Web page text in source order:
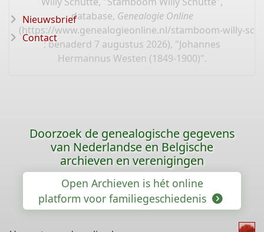
database, Genealogie Online
(https://www.genealogieonline.nl/stamboom-willy-
: benaderd 7 augustus 2026), "Johannes
Hermannus Westen (1849-1900)".
Nieuwsbrief
Contact
Doorzoek de genealogische gegevens
van Nederlandse en Belgische
archieven en verenigingen
Open Archieven is hét online
platform voor familiegeschiedenis